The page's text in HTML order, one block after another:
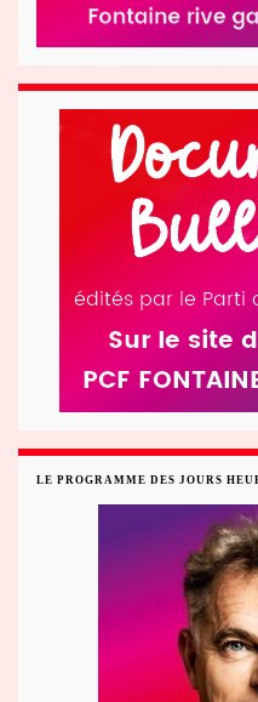
LE PROGRAMME DES JOURS